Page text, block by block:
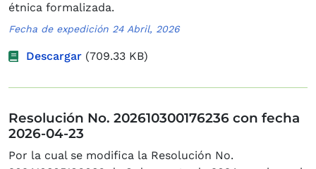
étnica formalizada.
Fecha de expedición 24 Abril, 2026
Descargar (709.33 KB)
Resolución No. 202610300176236 con fecha
2026-04-23
Por la cual se modifica la Resolución No.